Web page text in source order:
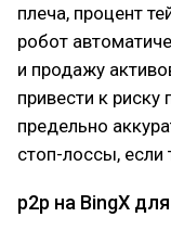
плеча, процент
робот
и продажу
привести к риску
предельно
стоп-лоссы, если
p2p на BingX